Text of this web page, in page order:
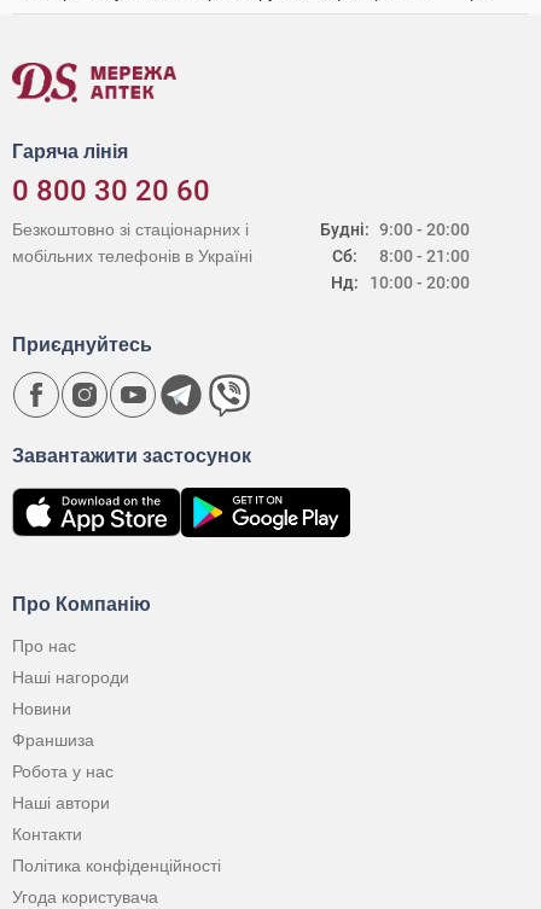
Гаряча лінія
0 800 30 20 60
Будні:
Сб:
Нд:
9:00 - 20:00
8:00 - 21:00
10:00 - 20:00
Безкоштовно зі стаціонарних і
мобільних телефонів в Україні
Про Компанію
Про нас
Наші нагороди
Новини
Франшиза
Робота у нас
Наші автори
Контакти
Політика конфіденційності
Угода користувача
Завантажити застосунок
Приєднуйтесь